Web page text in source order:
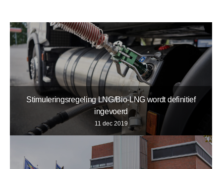
Stimuleringsregeling LNG/Bio-LNG wordt definitief
ingevoerd
11 dec 2019